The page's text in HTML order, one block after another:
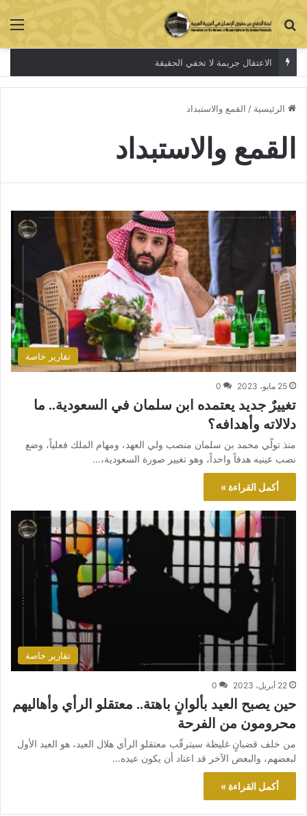
بحث عن
الاعتقال جريمة لا تخفي الحقيقة
الرئيسية / القمع والاستبداد
القمع والاستبداد
تقارير خاصة
25 مايو، 2023 0
تغييرٌ جديد يعتمده ابن سلمان في السعودية.. ما
دلالاته وأهدافه؟
منذ تولّي محمد بن سلمان منصب ولي العهد، ومهام الملك فعلياً، وضع
نصب عينيه هدفاً واحداً، وهو تغيير صورة السعودية،…
أكمل القراءة »
تقارير خاصة
22 أبريل، 2023 0
حين يصبح العيد بألوانٍ باهتة.. معتقلو الرأي وأهاليهم
محرومون من الفرحة
من خلف قضبانٍ غليظة سيترقّب معتقلو الرأي هلال العيد، هو العيد الأول
لبعضهم، والبعض الآخر قد اعتاد أن يكون عيده…
أكمل القراءة »